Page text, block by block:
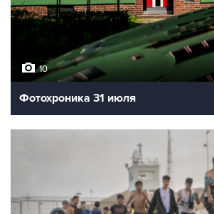
10
Фотохроника 31 июля